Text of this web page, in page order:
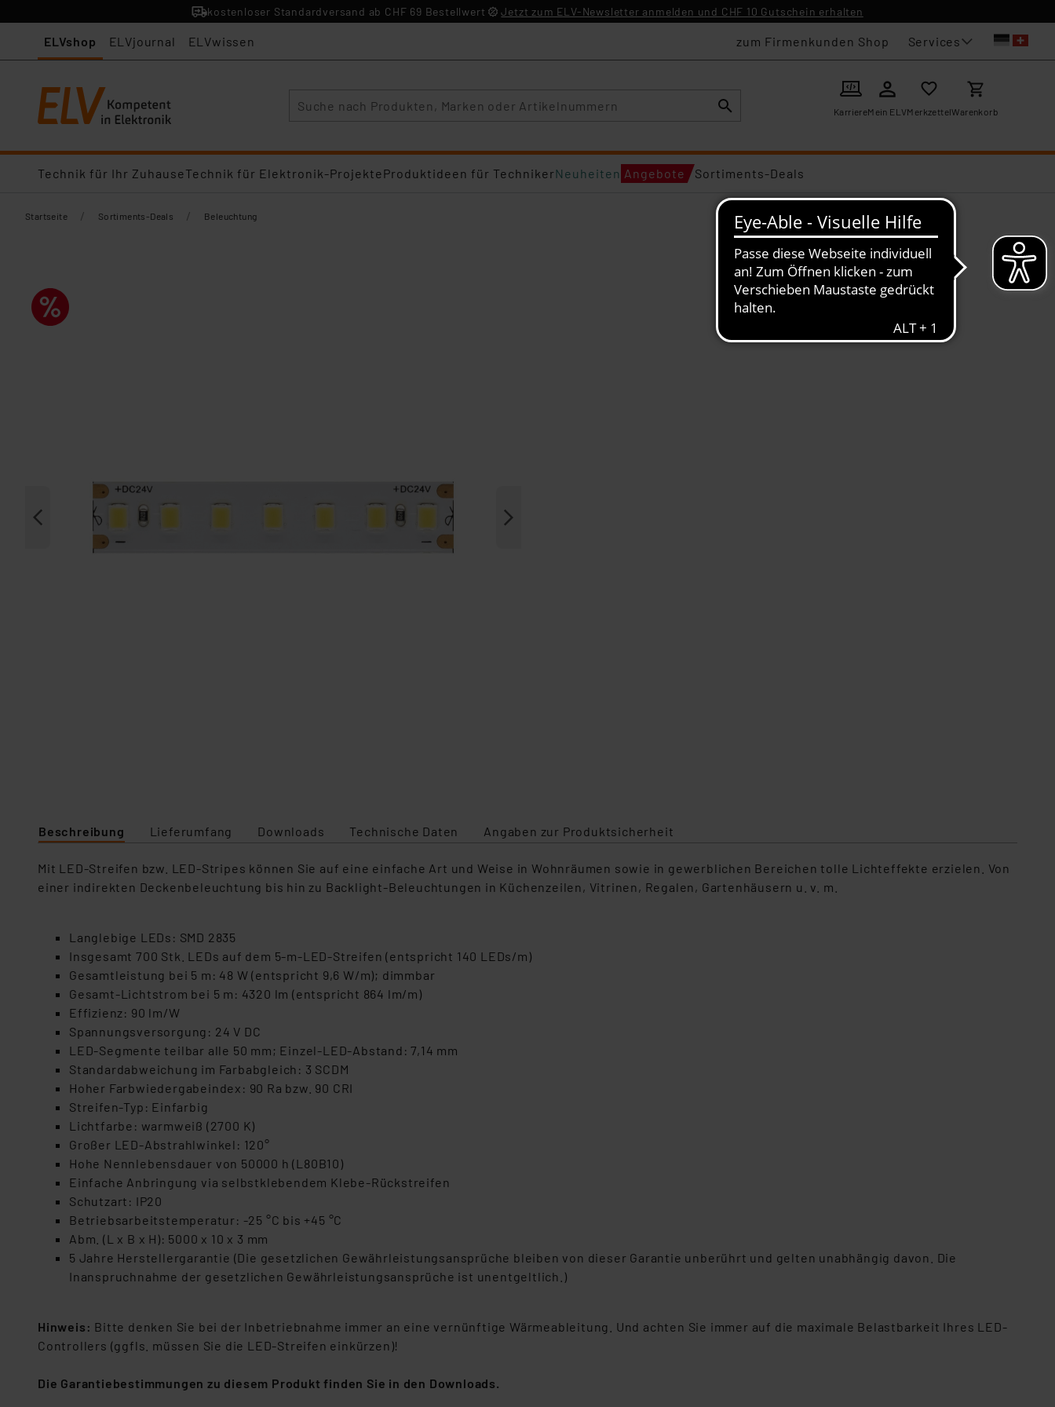
kostenloser Standardversand ab CHF 69 Bestellwert Jetzt zum ELV-Newsletter anmelden und CHF 10 Gutschein erhalten
ELVshop ELVjournal ELVwissen zum Firmenkunden Shop Services
KarriereMein ELVMerkzettelWarenkorb
Technik für Ihr ZuhauseTechnik für Elektronik-ProjekteProduktideen für TechnikerNeuheiten Angebote Sortiments-Deals
Startseite / Sortiments-Deals / Beleuchtung​
Beschreibung Lieferumfang Downloads Technische Daten Angaben zur Produktsicherheit
Mit LED-Streifen bzw. LED-Stripes können Sie auf eine einfache Art und Weise in Wohnräumen sowie in gewerblichen Bereichen tolle Lichteffekte erzielen. Von
einer indirekten Deckenbeleuchtung bis hin zu Backlight-Beleuchtungen in Küchenzeilen, Vitrinen, Regalen, Gartenhäusern u. v. m.
Langlebige LEDs: SMD 2835
Insgesamt 700 Stk. LEDs auf dem 5-m-LED-Streifen (entspricht 140 LEDs/m)
Gesamtleistung bei 5 m: 48 W (entspricht 9,6 W/m); dimmbar
Gesamt-Lichtstrom bei 5 m: 4320 lm (entspricht 864 lm/m)
Effizienz: 90 lm/W
Spannungsversorgung: 24 V DC
LED-Segmente teilbar alle 50 mm; Einzel-LED-Abstand: 7,14 mm
Standardabweichung im Farbabgleich: 3 SCDM
Hoher Farbwiedergabeindex: 90 Ra bzw. 90 CRI
Streifen-Typ: Einfarbig
Lichtfarbe: warmweiß (2700 K)
Großer LED-Abstrahlwinkel: 120°
Hohe Nennlebensdauer von 50000 h (L80B10)
Einfache Anbringung via selbstklebendem Klebe-Rückstreifen
Schutzart: IP20
Betriebsarbeitstemperatur: -25 °C bis +45 °C
Abm. (L x B x H): 5000 x 10 x 3 mm
5 Jahre Herstellergarantie (Die gesetzlichen Gewährleistungsansprüche bleiben von dieser Garantie unberührt und gelten unabhängig davon. Die
Inanspruchnahme der gesetzlichen Gewährleistungsansprüche ist unentgeltlich.)
Hinweis: Bitte denken Sie bei der Inbetriebnahme immer an eine vernünftige Wärmeableitung. Und achten Sie immer auf die maximale Belastbarkeit Ihres LED-
Controllers (ggfls. müssen Sie die LED-Streifen einkürzen)!
Die Garantiebestimmungen zu diesem Produkt finden Sie in den Downloads.